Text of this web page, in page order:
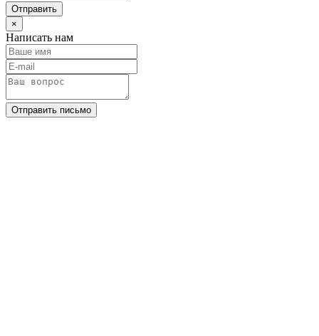
Отправить
×
Написать нам
Отправить письмо